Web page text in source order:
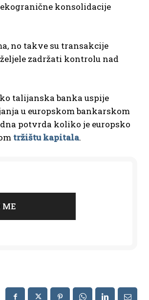
konsolidacije
no takve su transakcije
zadržati kontrolu nad
talijanska banka uspije
u europskom bankarskom
potvrda koliko je europsko
tržištu kapitala.